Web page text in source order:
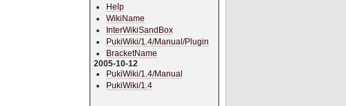
Help
WikiName
InterWikiSandBox
PukiWiki/1.4/Manual/Plugin
BracketName
2005-10-12
PukiWiki/1.4/Manual
PukiWiki/1.4